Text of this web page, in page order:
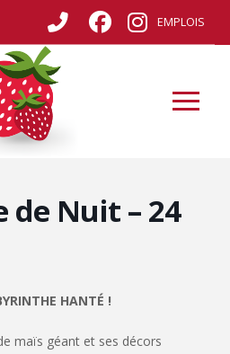
EMPLOIS
Nuit – 24
HANTÉ !
maïs géant et ses décors